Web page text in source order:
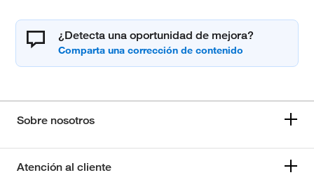
¿Detecta una oportunidad de mejora?
Sobre nosotros
Atención al cliente